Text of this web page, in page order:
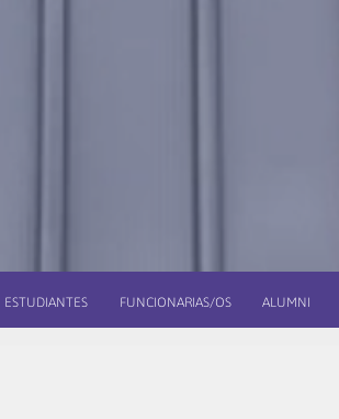
ESTUDIANTES FUNCIONARIAS/OS ALUMNI